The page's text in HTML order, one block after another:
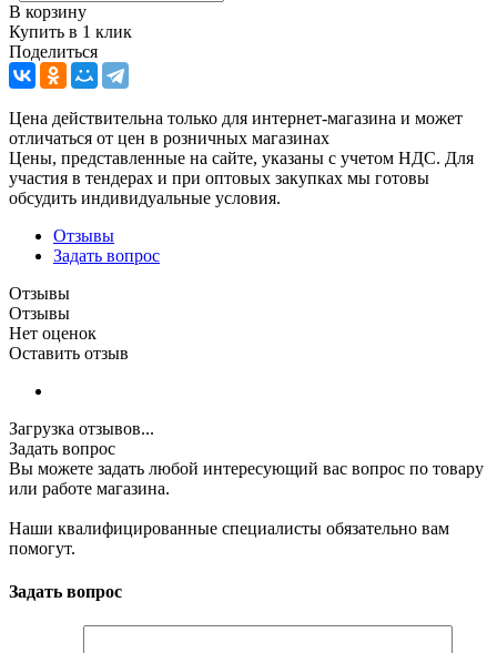
В корзину
Купить в 1 клик
Поделиться
Цена действительна только для интернет-магазина и может
отличаться от цен в розничных магазинах
Цены, представленные на сайте, указаны с учетом НДС. Для
участия в тендерах и при оптовых закупках мы готовы
обсудить индивидуальные условия.
Отзывы
Задать вопрос
Отзывы
Отзывы
Нет оценок
Оставить отзыв
Загрузка отзывов...
Задать вопрос
Вы можете задать любой интересующий вас вопрос по товару
или работе магазина.
Наши квалифицированные специалисты обязательно вам
помогут.
Задать вопрос